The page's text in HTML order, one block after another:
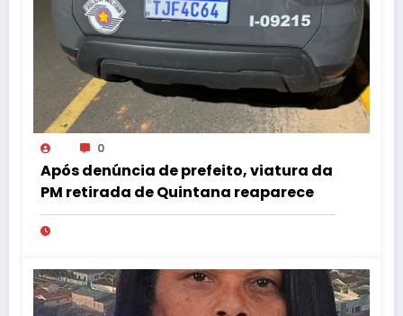
0
Após denúncia de prefeito, viatura da
PM retirada de Quintana reaparece